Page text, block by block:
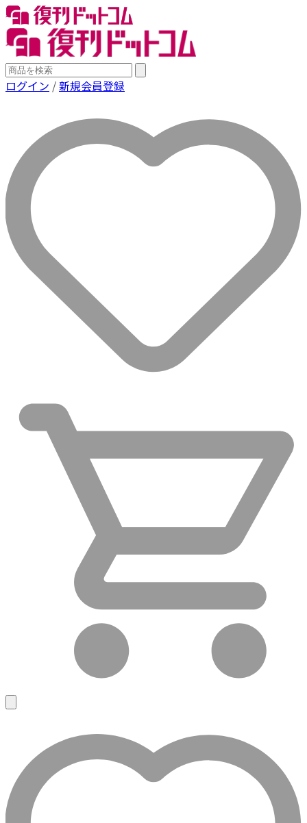
ログイン /新規会員登録